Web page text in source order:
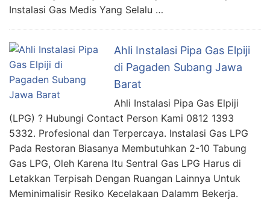
Instalasi Gas Medis Yang Selalu …
Ahli Instalasi Pipa Gas Elpiji
di Pagaden Subang Jawa
Barat
Ahli Instalasi Pipa Gas Elpiji
(LPG) ? Hubungi Contact Person Kami 0812 1393
5332. Profesional dan Terpercaya. Instalasi Gas LPG
Pada Restoran Biasanya Membutuhkan 2-10 Tabung
Gas LPG, Oleh Karena Itu Sentral Gas LPG Harus di
Letakkan Terpisah Dengan Ruangan Lainnya Untuk
Meminimalisir Resiko Kecelakaan Dalamm Bekerja.